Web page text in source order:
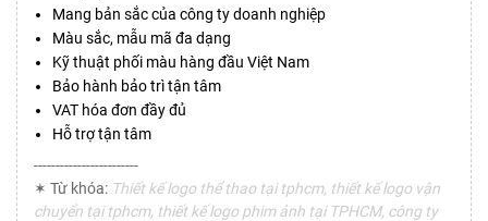
Mang bản sắc của công ty doanh nghiệp
Màu sắc, mẫu mã đa dạng
Kỹ thuật phối màu hàng đầu Việt Nam
Bảo hành bảo trì tận tâm
VAT hóa đơn đầy đủ
Hỗ trợ tận tâm
------------------------
✶ Từ khóa: Thiết kế logo thể thao tại tphcm, thiết kế logo vận
chuyển tại tphcm, thiết kế logo phim ảnh tại TPHCM, công ty